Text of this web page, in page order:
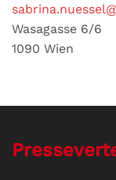
Wasagasse 6/6
1090 Wien